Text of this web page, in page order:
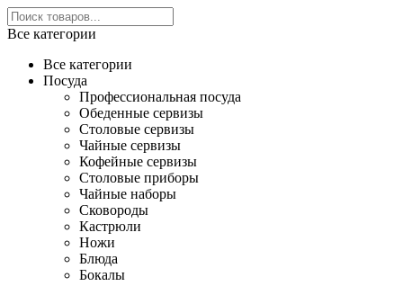
Все категории
Все категории
Посуда
Профессиональная посуда
Обеденные сервизы
Столовые сервизы
Чайные сервизы
Кофейные сервизы
Столовые приборы
Чайные наборы
Сковороды
Кастрюли
Ножи
Блюда
Бокалы